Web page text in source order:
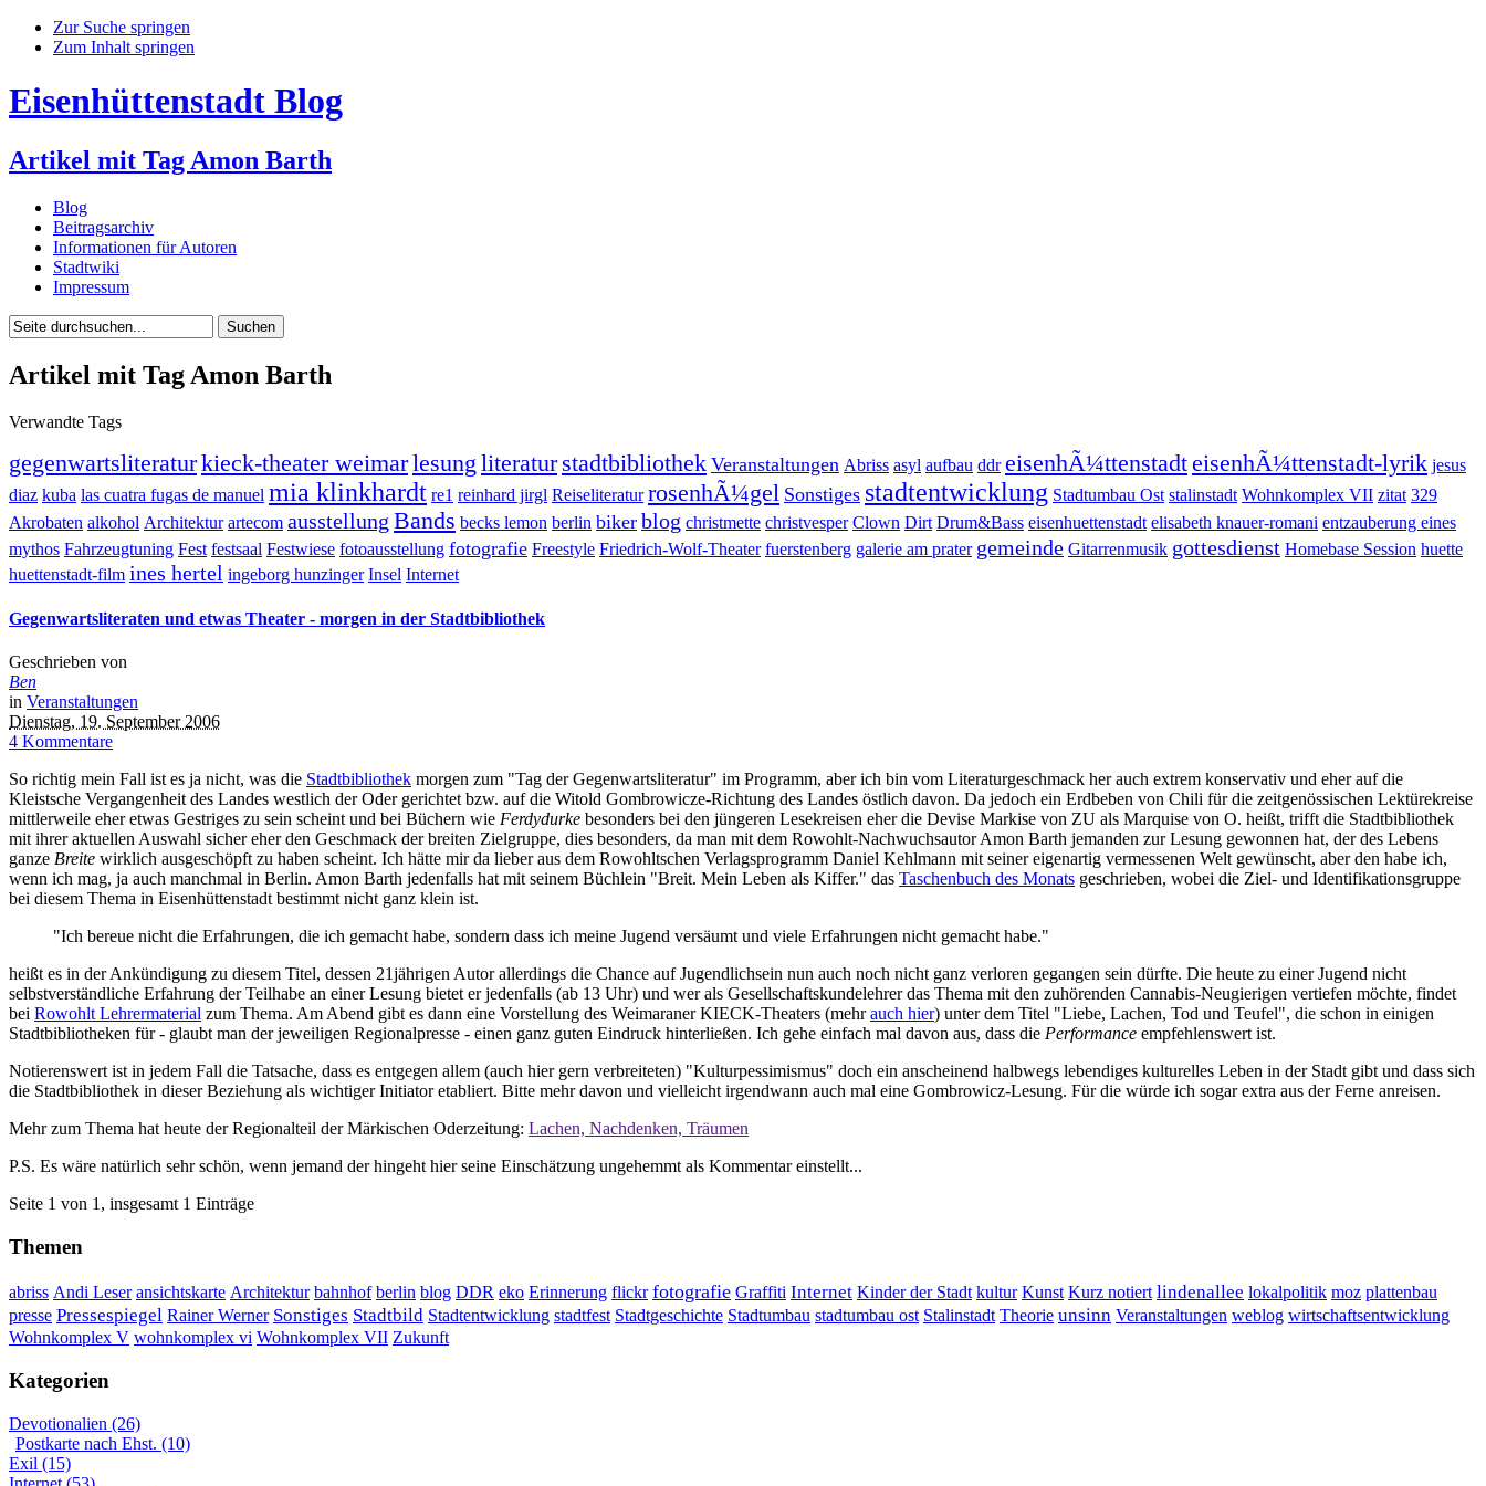
Zur Suche springen
Zum Inhalt springen
Eisenhüttenstadt Blog
Artikel mit Tag Amon Barth
Blog
Beitragsarchiv
Informationen für Autoren
Stadtwiki
Impressum
Artikel mit Tag Amon Barth
Verwandte Tags
gegenwartsliteraturkieck-theater weimarlesung literatur stadtbibliothek Veranstaltungen Abriss asyl aufbau ddr eisenhÃ¼ttenstadteisenhÃ¼ttenstadt-lyrik jesus
diaz kuba las cuatra fugas de manuel mia klinkhardt re1 reinhard jirgl Reiseliteratur rosenhÃ¼gel Sonstiges stadtentwicklung Stadtumbau Ost stalinstadt Wohnkomplex VII zitat 329
Akrobaten alkohol Architektur artecom ausstellung Bands becks lemon berlin biker blog christmette christvesper Clown Dirt Drum&Bass eisenhuettenstadt elisabeth knauer-romani entzauberung eines
mythos Fahrzeugtuning Fest festsaal Festwiese fotoausstellung fotografie Freestyle Friedrich-Wolf-Theater fuerstenberg galerie am prater gemeinde Gitarrenmusik gottesdienst Homebase Session huette
huettenstadt-film ines hertel ingeborg hunzinger Insel Internet
Gegenwartsliteraten und etwas Theater - morgen in der Stadtbibliothek
Geschrieben von
Ben
in Veranstaltungen
Dienstag, 19. September 2006
4 Kommentare
So richtig mein Fall ist es ja nicht, was die Stadtbibliothek morgen zum "Tag der Gegenwartsliteratur" im Programm, aber ich bin vom Literaturgeschmack her auch extrem konservativ und eher auf die
Kleistsche Vergangenheit des Landes westlich der Oder gerichtet bzw. auf die Witold Gombrowicze-Richtung des Landes östlich davon. Da jedoch ein Erdbeben von Chili für die zeitgenössischen Lektürekreise
mittlerweile eher etwas Gestriges zu sein scheint und bei Büchern wie Ferdydurke besonders bei den jüngeren Lesekreisen eher die Devise Markise von ZU als Marquise von O. heißt, trifft die Stadtbibliothek
mit ihrer aktuellen Auswahl sicher eher den Geschmack der breiten Zielgruppe, dies besonders, da man mit dem Rowohlt-Nachwuchsautor Amon Barth jemanden zur Lesung gewonnen hat, der des Lebens
ganze Breite wirklich ausgeschöpft zu haben scheint. Ich hätte mir da lieber aus dem Rowohltschen Verlagsprogramm Daniel Kehlmann mit seiner eigenartig vermessenen Welt gewünscht, aber den habe ich,
wenn ich mag, ja auch manchmal in Berlin. Amon Barth jedenfalls hat mit seinem Büchlein "Breit. Mein Leben als Kiffer." das Taschenbuch des Monats geschrieben, wobei die Ziel- und Identifikationsgruppe
bei diesem Thema in Eisenhüttenstadt bestimmt nicht ganz klein ist.
"Ich bereue nicht die Erfahrungen, die ich gemacht habe, sondern dass ich meine Jugend versäumt und viele Erfahrungen nicht gemacht habe."
heißt es in der Ankündigung zu diesem Titel, dessen 21jährigen Autor allerdings die Chance auf Jugendlichsein nun auch noch nicht ganz verloren gegangen sein dürfte. Die heute zu einer Jugend nicht
selbstverständliche Erfahrung der Teilhabe an einer Lesung bietet er jedenfalls (ab 13 Uhr) und wer als Gesellschaftskundelehrer das Thema mit den zuhörenden Cannabis-Neugierigen vertiefen möchte, findet
bei Rowohlt Lehrermaterial zum Thema. Am Abend gibt es dann eine Vorstellung des Weimaraner KIECK-Theaters (mehrauch hier) unter dem Titel "Liebe, Lachen, Tod und Teufel", die schon in einigen
Stadtbibliotheken für - glaubt man der jeweiligen Regionalpresse - einen ganz guten Eindruck hinterließen. Ich gehe einfach mal davon aus, dass die Performance empfehlenswert ist.
Notierenswert ist in jedem Fall die Tatsache, dass es entgegen allem (auch hier gern verbreiteten) "Kulturpessimismus" doch ein anscheinend halbwegs lebendiges kulturelles Leben in der Stadt gibt und dass sich
die Stadtbibliothek in dieser Beziehung als wichtiger Initiator etabliert. Bitte mehr davon und vielleicht irgendwann auch mal eine Gombrowicz-Lesung. Für die würde ich sogar extra aus der Ferne anreisen.
Mehr zum Thema hat heute der Regionalteil der Märkischen Oderzeitung: Lachen, Nachdenken, Träumen
P.S. Es wäre natürlich sehr schön, wenn jemand der hingeht hier seine Einschätzung ungehemmt als Kommentar einstellt...
Seite 1 von 1, insgesamt 1 Einträge
Themen
abriss Andi Leser ansichtskarte Architektur bahnhof berlin blog DDR eko Erinnerung flickr fotografie Graffiti Internet Kinder der Stadt kultur Kunst Kurz notiert lindenallee lokalpolitik moz plattenbau
presse Pressespiegel Rainer Werner Sonstiges Stadtbild Stadtentwicklung stadtfest Stadtgeschichte Stadtumbau stadtumbau ost Stalinstadt Theorie unsinn Veranstaltungen weblog wirtschaftsentwicklung
Wohnkomplex V wohnkomplex vi Wohnkomplex VII Zukunft
Kategorien
Devotionalien (26)
Postkarte nach Ehst. (10)
Exil (15)